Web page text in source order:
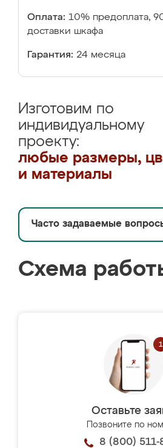
Оплата: 10% предоплата,
доставки шкафа
Гарантия: 24 месяца
Изготовим по
индивидуальному
проекту:
любые размеры,
и материалы
Часто задаваемые
Схема
Оставьте
Позвоните по
8 (800) 511-